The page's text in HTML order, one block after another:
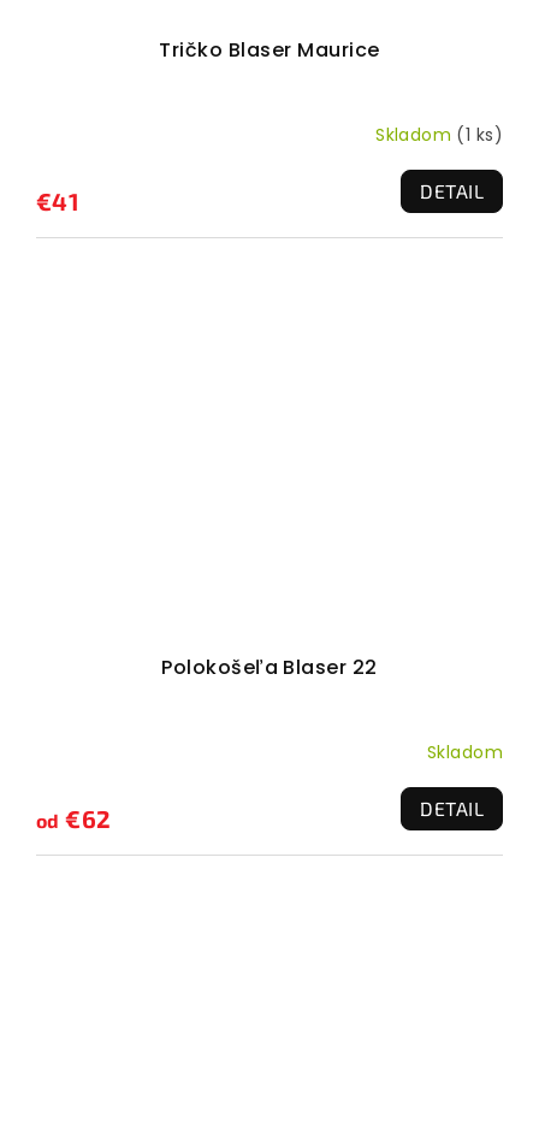
Tričko Blaser Maurice
Skladom (1 ks)
€41 DETAIL
Polokošeľa Blaser 22
Skladom
od €62 DETAIL